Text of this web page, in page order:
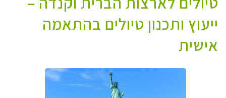
ייעוץ ותכנון טיולים בהתאמה
אישית